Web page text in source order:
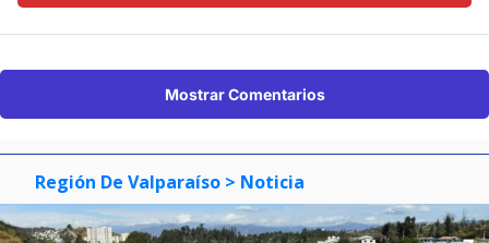
Mostrar Comentarios
Región De Valparaíso > Noticia